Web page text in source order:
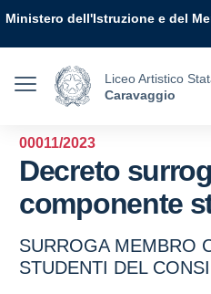
Ministero dell'Istruzione e del
Liceo Artistico
Caravaggio
00011/2023
Decreto
componente
SURROGA MEMBRO
STUDENTI DEL